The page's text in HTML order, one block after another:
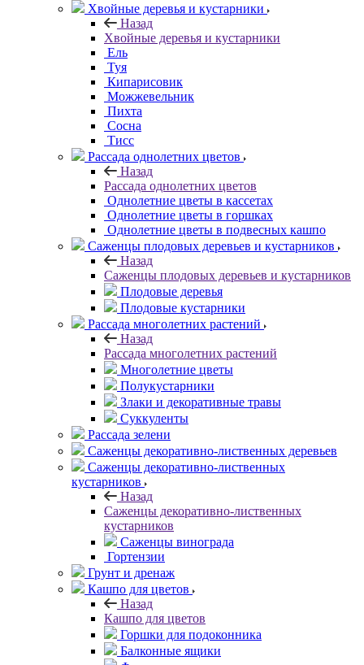
Хвойные деревья и кустарники
Назад
Хвойные деревья и кустарники
Ель
Туя
Кипарисовик
Можжевельник
Пихта
Сосна
Тисc
Рассада однолетних цветов
Назад
Рассада однолетних цветов
Однолетние цветы в кассетах
Однолетние цветы в горшках
Однолетние цветы в подвесных кашпо
Саженцы плодовых деревьев и кустарников
Назад
Саженцы плодовых деревьев и кустарников
Плодовые деревья
Плодовые кустарники
Рассада многолетних растений
Назад
Рассада многолетних растений
Многолетние цветы
Полукустарники
Злаки и декоративные травы
Суккуленты
Рассада зелени
Саженцы декоративно-лиственных деревьев
Саженцы декоративно-лиственных
кустарников
Назад
Саженцы декоративно-лиственных
кустарников
Саженцы винограда
Гортензии
Грунт и дренаж
Кашпо для цветов
Назад
Кашпо для цветов
Горшки для подоконника
Балконные ящики